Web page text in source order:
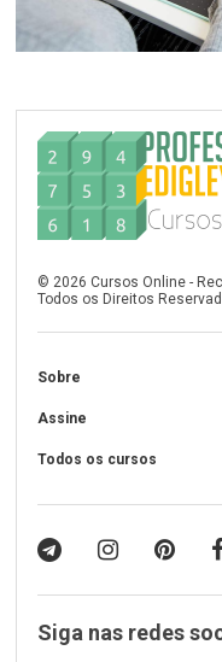
© 2026 Cursos Online -
Todos os Direitos
Sobre
Assine
Todos os cursos
Siga nas redes